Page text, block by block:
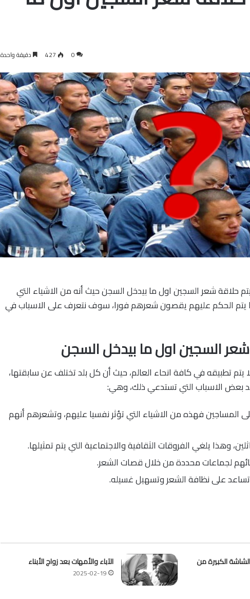
0
427 دقيقة واحدة
حلاقة شعر السجين اول ما بيدخل السجن حيث أنه من الاشياء التي
يتم الحكم عليهم يقصون شعرهم فورا، سوف نتعرف على الاسباب في
شعر السجين اول ما بيدخل السجن
تطبيقه في كافة انحاء العالم، حيث أن كل بلد تختلف عن سابقتها،
بعض الاسباب التي تستدعي ذلك، وهي:
المساجين فهذه من الاشياء التي تؤثر نفسيا عليهم، وتشعرهم أنهم
وهذا يلغي الفروقات الثقافية والاجتماعية التي يتم تمثيلها.
لجماعات محددة من خلال قصات الشعر.
على نظافة الشعر وتسهيل غسيله.
الكبيرة من
الآباء والأمهات بعد زواج الأبناء
2025-02-19